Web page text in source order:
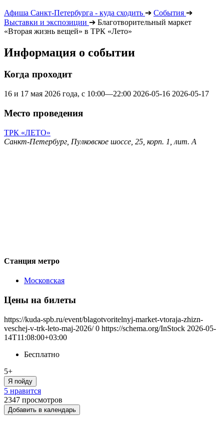
Афиша Санкт-Петербурга - куда сходить ➔ События ➔
Выставки и экспозиции ➔ Благотворительный маркет
«Вторая жизнь вещей» в ТРК «Лето»
Информация о событии
Когда проходит
16 и 17 мая 2026 года, с 10:00—22:00 2026-05-16 2026-05-17
Место проведения
ТРК «ЛЕТО»
Санкт-Петербург, Пулковское шоссе, 25, корп. 1, лит. А
Станция метро
Московская
Цены на билеты
https://kuda-spb.ru/event/blagotvoritelnyj-market-vtoraja-zhizn-
veschej-v-trk-leto-maj-2026/ 0 https://schema.org/InStock 2026-05-
14T11:08:00+03:00
Бесплатно
5+
Я пойду
5 нравится
2347 просмотров
Добавить в календарь